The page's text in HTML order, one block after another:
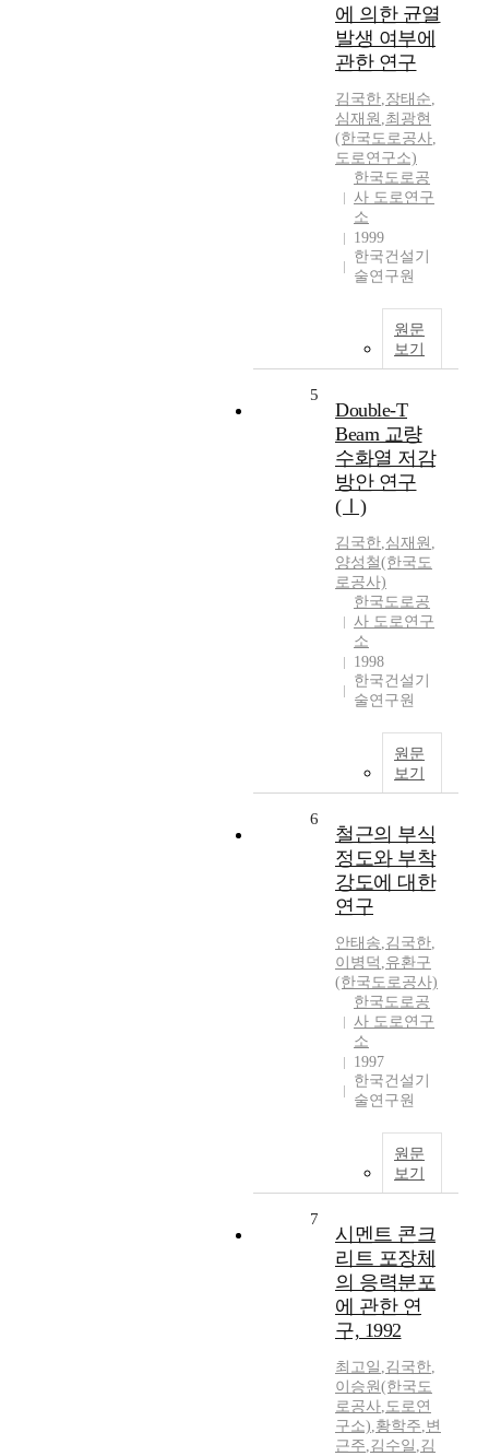
에 의한 균열
발생 여부에
관한 연구
김국한,장태순,
심재원 ,최광현
(한국도로공사,
도로연구소)
한국도로공
사 도로연구
소
1999
한국건설기
술연구원
원문
보기
5
Double-T
Beam 교량
수화열 저감
방안 연구
(Ⅰ)
김국한,심재원 ,
양성철(한국도
로공사)
한국도로공
사 도로연구
소
1998
한국건설기
술연구원
원문
보기
6
철근의 부식
정도와 부착
강도에 대한
연구
안태송,김국한,
이병덕 ,유환구
(한국도로공사)
한국도로공
사 도로연구
소
1997
한국건설기
술연구원
원문
보기
7
시멘트 콘크
리트 포장체
의 응력분포
에 관한 연
구, 1992
최고일 ,김국한,
이승원(한국도
로공사,도로연
구소),황학주,변
근주,김수일 ,김